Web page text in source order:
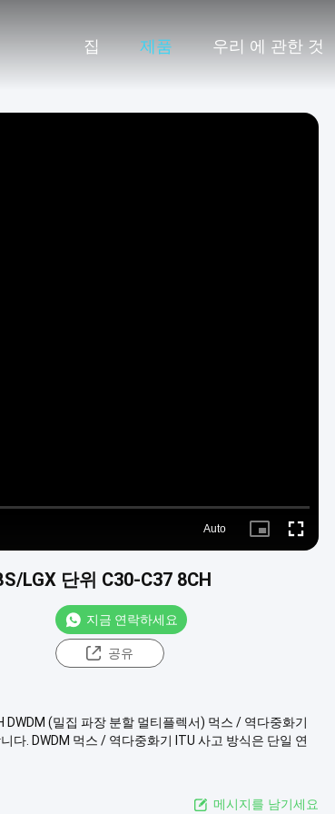
집 제품 우리 에 관한 것
Auto
Picture- Fullscreen
LGX 단위 C30-C37 8CH
지금 연락하세요
공유
DWDM (밀집 파장 분할 멀티플렉서) 먹스 / 역다중화기
다. DWDM 먹스 / 역다중화기 ITU 사고 방식은 단일 연
메시지를 남기세요